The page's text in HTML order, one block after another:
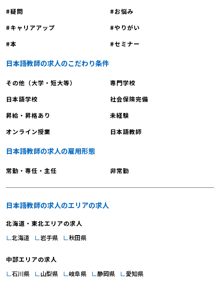
話を通じて、自分の母語である日本語の新たな側面に気づくことも少なくあり
ません。「なぜこの表現を使うのか」「この文法規則の例外は何か」といった
る洞察を深めていけます。日本語教師は授業を通じて、日々、新たな発見や気
づきがあるでしょう。「日本語教師のやりがいとは？仕事の苦労や将来性もご
のやりがい4】世界中で働くことができる 日本語教師のやりがい4つ目は『世
界中で働くことができる』です。日本語教師という職業は、世界中で需要があ
遺産登録などの影響により、海外において日本文化や日本語への関心が高まっ
ています。したがって、教師としてのスキルを海外の教育機関で提供すること
たり、日本の文化に共感してもらえたりすることは、非常にやりがいを感じる
でしょう。「日本語教師のやりがいを聞いてみよう」や「日本語教師のやりが
のやりがい5】指導力が向上する 日本語教師のやりがい5つ目は『指導力が向
方が上達していくことを実感できます。また、学生の反応を観察し、意見を聞
くことで、より効果的な指導方法を見出すことができます。さらに、研修やワ
ります。このように、常に学び、成長し続けることが教師としての専門性を高
め、やりがいにつながっていくでしょう。 学生との関わり 【日本語教師へ
疑問
お悩み
キャリアアップ
やりがい
本
セミナー
日本語教師の求人のこだわり条件
その他（大学・短大等）
専門学校
日本語学校
社会保険完備
昇給・昇格あり
未経験
オンライン授業
日本語教師
日本語教師の求人の雇用形態
常勤・専任・主任 非常勤
日本語教師の求人のエリアの求人
北海道・東北エリアの求人
北海道
岩手県 秋田県
中部エリアの求人
石川県
山梨県 岐阜県 静岡県 愛知県